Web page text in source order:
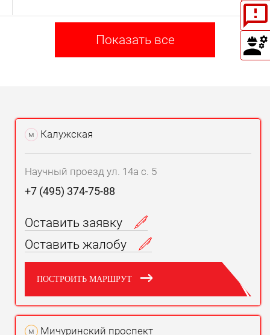
Показать все
м Калужская
Научный проезд ул. 14а с. 5
+7 (495) 374-75-88
Оставить заявку
Оставить жалобу
ПОСТРОИТЬ МАРШРУТ
м Мичуринский проспект